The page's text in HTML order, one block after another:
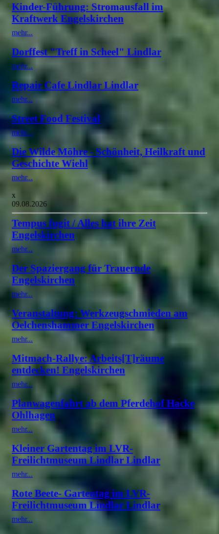
Kinder-Führung: Stromausfall im
Kraftwerk Engelskirchen
mehr...
Dorffest "Treff in Scheel" Lindlar
mehr...
Repair Cafe Lindlar Lindlar
mehr...
Street Food Festival
mehr...
Die Wilde Möhre - Schönheit, Heilkraft und
Geschichte Wiehl
mehr...
x
09.08.2026
Tempus fugit / Alles hat ihre Zeit
Engelskirchen
mehr...
Der Spaziergang für Trauernde
Engelskirchen
mehr...
Veranstaltung: Werkzeugschmieden am
Oelchenshammer Engelskirchen
mehr...
Mitmach-Rallye: Arbeits[T]räume
entdecken! Engelskirchen
mehr...
Planwagenfahrt ab dem Pferdehof Hacke
Ohlhagen
mehr...
Kleiner Gartentag im LVR-
Freilichtmuseum Lindlar Lindlar
mehr...
Rote Beete- Gartentag im LVR-
Freilichtmuseum Lindlar Lindlar
mehr...